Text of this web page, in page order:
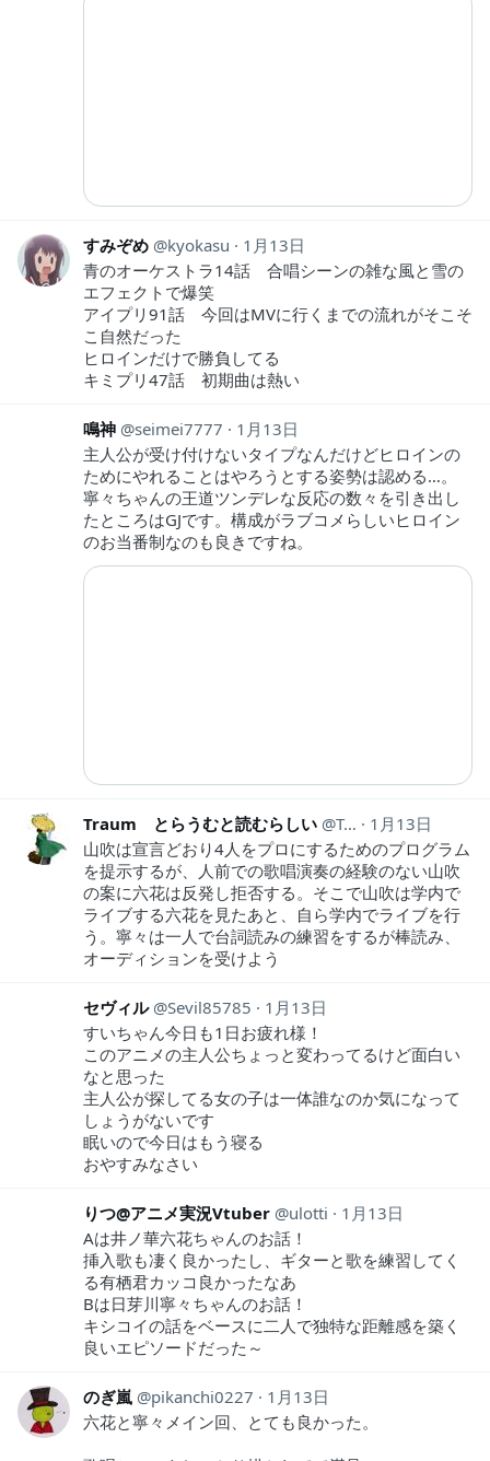
すみぞめ kyokasu
1月13日
青のオーケストラ14話 合唱シーンの雑な風と雪の
エフェクトで爆笑
アイプリ91話 今回はMVに行くまでの流れがそこそ
こ自然だった
ヒロインだけで勝負してる
キミプリ47話 初期曲は熱い
鳴神 seimei7777
1月13日
主人公が受け付けないタイプなんだけどヒロインの
ためにやれることはやろうとする姿勢は認める…。
寧々ちゃんの王道ツンデレな反応の数々を引き出し
たところはGJです。構成がラブコメらしいヒロイン
のお当番制なのも良きですね。
Traum とらうむと読むらしい Traum1
1月13日
山吹は宣言どおり4人をプロにするためのプログラム
を提示するが、人前での歌唱演奏の経験のない山吹
の案に六花は反発し拒否する。そこで山吹は学内で
ライブする六花を見たあと、自ら学内でライブを行
う。寧々は一人で台詞読みの練習をするが棒読み、
オーディションを受けよう
セヴィル Sevil85785
1月13日
すいちゃん今日も1日お疲れ様！
このアニメの主人公ちょっと変わってるけど面白い
なと思った
主人公が探してる女の子は一体誰なのか気になって
しょうがないです
眠いので今日はもう寝る
おやすみなさい
りつ@アニメ実況Vtuber ulotti
1月13日
Aは井ノ華六花ちゃんのお話！
挿入歌も凄く良かったし、ギターと歌を練習してく
る有栖君カッコ良かったなあ
Bは日芽川寧々ちゃんのお話！
キシコイの話をベースに二人で独特な距離感を築く
良いエピソードだった～
のぎ嵐 pikanchi0227
1月13日
六花と寧々メイン回、とても良かった。